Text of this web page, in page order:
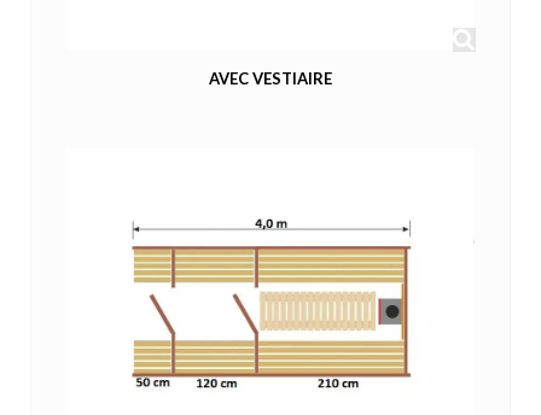
AVEC VESTIAIRE